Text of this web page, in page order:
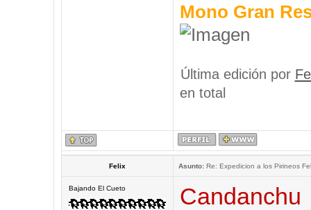
Mono Gran
Última edición por
en total
Felix Asunto:Re: Expedicion a los Pirineos
Bajando El Cueto Candanchu